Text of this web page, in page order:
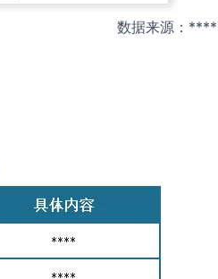
数据来源：****